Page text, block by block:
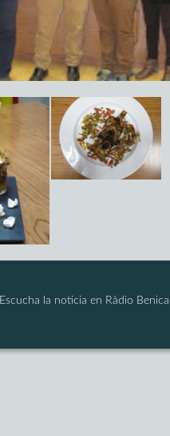
Escucha la noticia en Ràdio